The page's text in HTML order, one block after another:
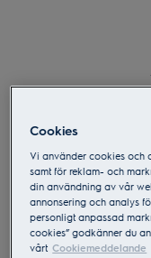
ES52CB21SH
500
min
4.3 (24)
Cookies
Vi använder cookies och
samt för reklam- och
din användning av vår
annonsering och analys
personligt anpassad
cookies” godkänner du
vårt Cookiemeddelande